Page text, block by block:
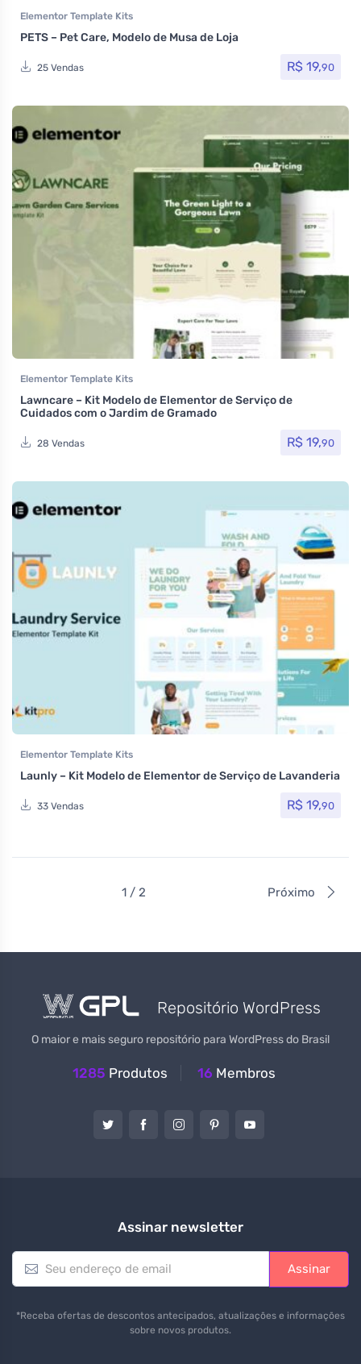
Elementor Template Kits
PETS – Pet Care, Modelo de Musa de Loja
25 Vendas R$ 19,90
Elementor Template Kits
Lawncare – Kit Modelo de Elementor de Serviço de
Cuidados com o Jardim de Gramado
28 Vendas R$ 19,90
Elementor Template Kits
Launly – Kit Modelo de Elementor de Serviço de Lavanderia
33 Vendas R$ 19,90
1 / 2 Próximo
Repositório WordPress
O maior e mais seguro repositório para WordPress do Brasil
1285 Produtos 16 Membros
Assinar newsletter
E
a
Assinar
*Receba ofertas de descontos antecipados, atualizações e informações
sobre novos produtos.